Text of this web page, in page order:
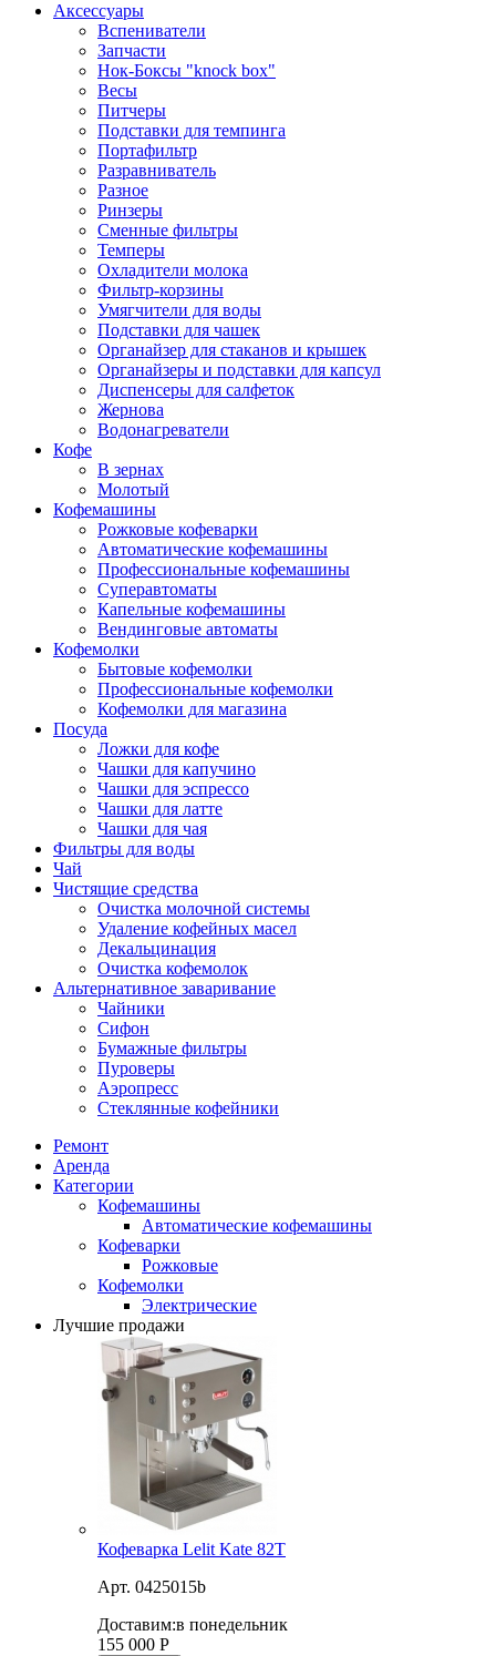
Аксессуары
Вспениватели
Запчасти
Нок-Боксы "knock box"
Весы
Питчеры
Подставки для темпинга
Портафильтр
Разравниватель
Разное
Ринзеры
Сменные фильтры
Темперы
Охладители молока
Фильтр-корзины
Умягчители для воды
Подставки для чашек
Органайзер для стаканов и крышек
Органайзеры и подставки для капсул
Диспенсеры для салфеток
Жернова
Водонагреватели
Кофе
В зернах
Молотый
Кофемашины
Рожковые кофеварки
Автоматические кофемашины
Профессиональные кофемашины
Суперавтоматы
Капельные кофемашины
Вендинговые автоматы
Кофемолки
Бытовые кофемолки
Профессиональные кофемолки
Кофемолки для магазина
Посуда
Ложки для кофе
Чашки для капучино
Чашки для эспрессо
Чашки для латте
Чашки для чая
Фильтры для воды
Чай
Чистящие средства
Очистка молочной системы
Удаление кофейных масел
Декальцинация
Очистка кофемолок
Альтернативное заваривание
Чайники
Сифон
Бумажные фильтры
Пуроверы
Аэропресс
Стеклянные кофейники
Ремонт
Аренда
Категории
Кофемашины
Автоматические кофемашины
Кофеварки
Рожковые
Кофемолки
Электрические
Лучшие продажи
Кофеварка Lelit Kate 82T
Арт. 0425015b
Доставим:в понедельник
155 000 Р